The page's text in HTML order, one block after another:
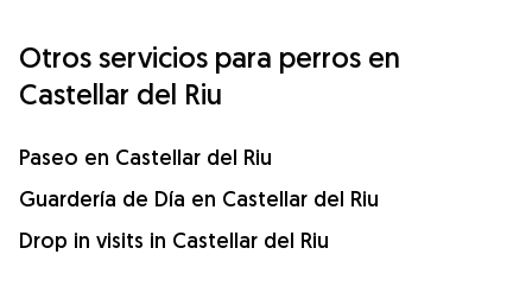
Otros servicios para perros en
Castellar del Riu
Paseo en Castellar del Riu
Guardería de Día en Castellar del Riu
Drop in visits in Castellar del Riu